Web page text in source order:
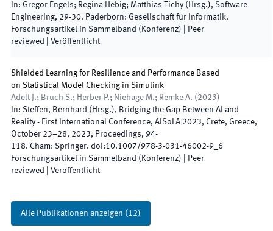
In: Gregor Engels; Regina Hebig; Matthias Tichy ( Hrsg.), Software
Engineering, 29-30. Paderborn: Gesellschaft für Informatik.
Forschungsartikel in Sammelband (Konferenz) | Peer
reviewed
Veröffentlicht
Shielded Learning for Resilience and Performance Based
on Statistical Model Checking in Simulink
Adelt J.; Bruch S.; Herber P.; Niehage M.; Remke A. ( 2023)
In: Steffen, Bernhard ( Hrsg.), Bridging the Gap Between AI and
Reality - First International Conference, AISoLA 2023, Crete, Greece,
October 23–28, 2023, Proceedings, 94-
118. Cham: Springer. doi:10.1007/978-3-031-46002-9_6
Forschungsartikel in Sammelband (Konferenz) | Peer
reviewed
Veröffentlicht
Alle Publikationen anzeigen (12)